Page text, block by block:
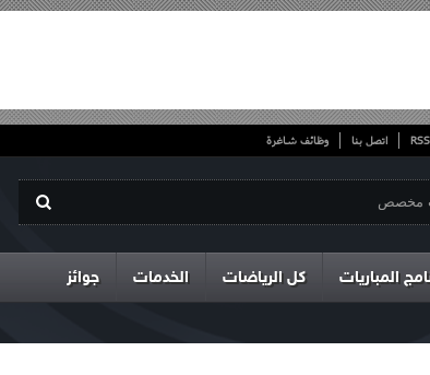
اتصل بنا وظائف شاغرة
المباريات كل الرياضات الخدمات جوائز